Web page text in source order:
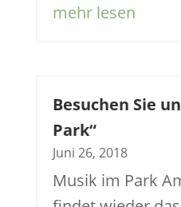
mehr lesen
Besuchen Sie
Park“
Juni 26, 2018
Musik im Park